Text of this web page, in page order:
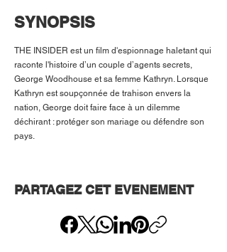
SYNOPSIS
THE INSIDER est un film d'espionnage haletant qui
raconte l'histoire d’un couple d’agents secrets,
George Woodhouse et sa femme Kathryn. Lorsque
Kathryn est soupçonnée de trahison envers la
nation, George doit faire face à un dilemme
déchirant : protéger son mariage ou défendre son
pays.
PARTAGEZ CET EVENEMENT